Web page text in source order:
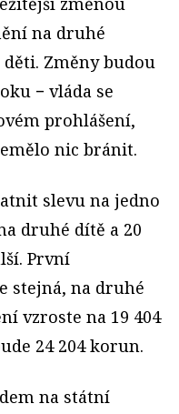
na druhé
děti. Změny budou
− vláda se
prohlášení,
nic bránit.
slevu na jedno
druhé dítě a 20
První
stejná, na druhé
vzroste na 19 404
24 204 korun.
na státní